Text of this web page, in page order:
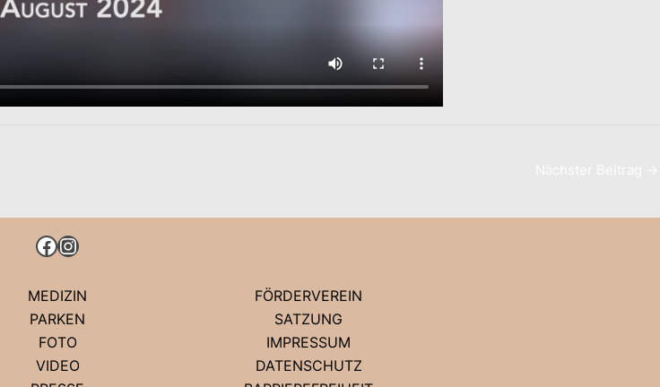
FACEBOOK
INSTAGRAM
MEDIZIN
PARKEN
FOTO
VIDEO
FÖRDERVEREIN
SATZUNG
IMPRESSUM
DATENSCHUTZ